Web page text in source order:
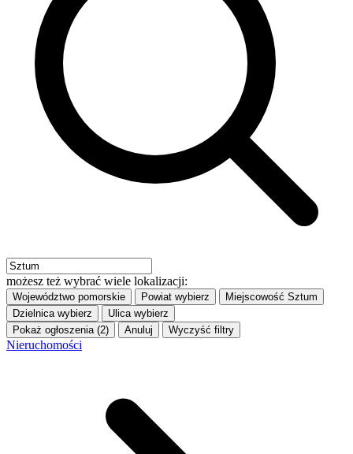
możesz też wybrać wiele lokalizacji:
Województwo pomorskie Powiat wybierz Miejscowość Sztum
Dzielnica wybierz Ulica wybierz
Pokaż ogłoszenia (2)
Anuluj Wyczyść filtry
Nieruchomości